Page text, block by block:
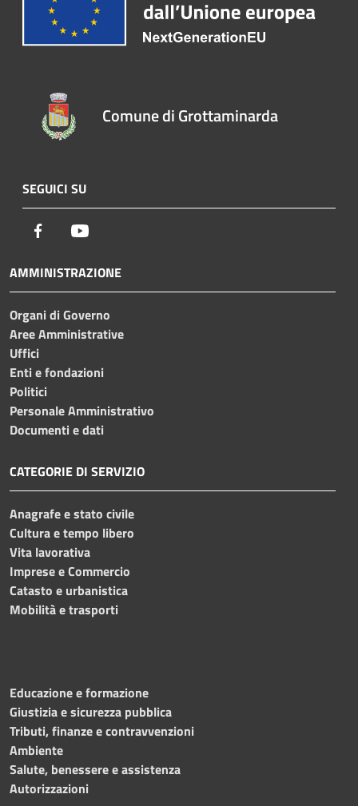
Comune di Grottaminarda
SEGUICI SU
Facebook
AMMINISTRAZIONE
Organi di Governo
Aree Amministrative
Uffici
Enti e fondazioni
Politici
Personale Amministrativo
Documenti e dati
CATEGORIE DI SERVIZIO
Anagrafe e stato civile
Cultura e tempo libero
Vita lavorativa
Imprese e Commercio
Catasto e urbanistica
Mobilità e trasporti
Educazione e formazione
Giustizia e sicurezza pubblica
Tributi, finanze e contravvenzioni
Ambiente
Salute, benessere e assistenza
Autorizzazioni